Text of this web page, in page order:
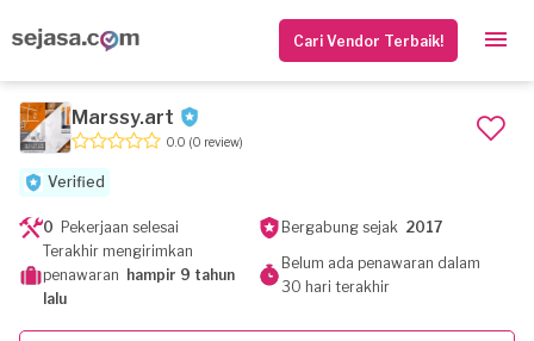
Cari Vendor Terbaik!
Marssy.art
0.0 (0 review)
Verified
0 Pekerjaan selesai Bergabung sejak 2017
Terakhir mengirimkan
penawaran hampir 9 tahun
lalu
Belum ada penawaran dalam
30 hari terakhir